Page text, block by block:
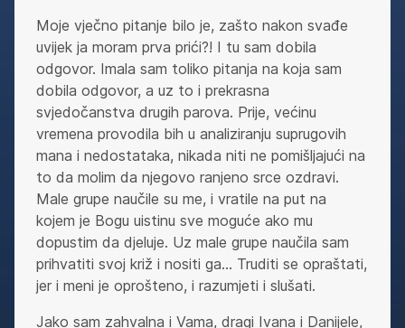
Moje vječno pitanje bilo je, zašto nakon svađe
uvijek ja moram prva prići?! I tu sam dobila
odgovor. Imala sam toliko pitanja na koja sam
dobila odgovor, a uz to i prekrasna
svjedočanstva drugih parova. Prije, većinu
vremena provodila bih u analiziranju suprugovih
mana i nedostataka, nikada niti ne pomišljajući na
to da molim da njegovo ranjeno srce ozdravi.
Male grupe naučile su me, i vratile na put na
kojem je Bogu uistinu sve moguće ako mu
dopustim da djeluje. Uz male grupe naučila sam
prihvatiti svoj križ i nositi ga… Truditi se opraštati,
jer i meni je oprošteno, i razumjeti i slušati.
Jako sam zahvalna i Vama, dragi Ivana i Danijele,